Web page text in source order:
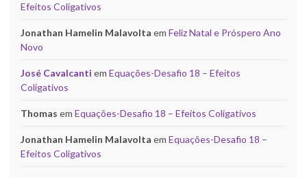
Efeitos Coligativos
Jonathan Hamelin Malavolta em Feliz Natal e Próspero Ano
Novo
José Cavalcanti em Equações-Desafio 18 – Efeitos
Coligativos
Thomas em Equações-Desafio 18 – Efeitos Coligativos
Jonathan Hamelin Malavolta em Equações-Desafio 18 –
Efeitos Coligativos